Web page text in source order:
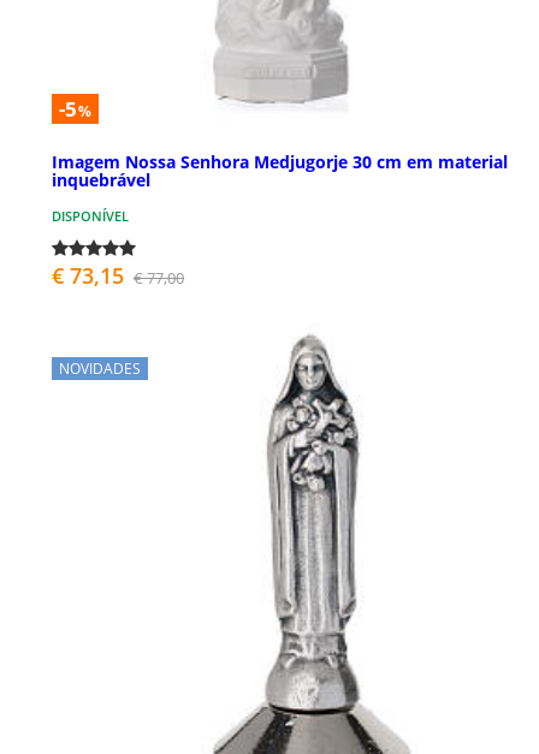
-5%
Imagem Nossa Senhora Medjugorje 30 cm em material
inquebrável
DISPONÍVEL
€ 73,15 € 77,00
NOVIDADES